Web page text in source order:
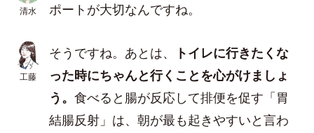
清水
ポートが大切なんですね。
工藤
そうですね。あとは、
トイレに行きたくな
った時にちゃんと行くことを心がけましょ
う。 食べると腸が反応して排便を促す「胃
結腸反射」は、朝が最も起きやすいと言わ